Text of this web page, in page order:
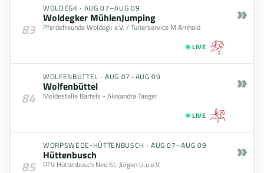
83
WOLDEGK · AUG 07–AUG 09
Woldegker MühlenJumping
Pferdefreunde Woldegk e.V. / Turierservice M.Arnhold
LIVE
»
84
WOLFENBÜTTEL · AUG 07–AUG 09
Wolfenbüttel
Meldestelle Bartels - Alexandra Taeger
LIVE
»
85
WORPSWEDE-HÜTTENBUSCH · AUG 07–AUG 09
Hüttenbusch
RFV Hüttenbusch Neu St. Jürgen U.u.e.V.
»